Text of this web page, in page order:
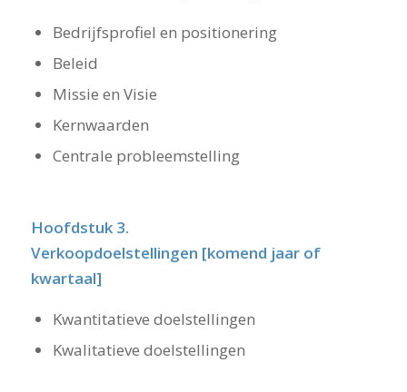
Bedrijfsprofiel en positionering
Beleid
Missie en Visie
Kernwaarden
Centrale probleemstelling
Hoofdstuk 3.
Verkoopdoelstellingen [komend jaar of
kwartaal]
Kwantitatieve doelstellingen
Kwalitatieve doelstellingen